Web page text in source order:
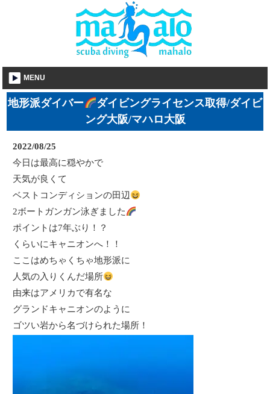
MENU
地形派ダイバー
ダイビングライセンス取得/ダイビ
ング大阪/マハロ大阪
2022/08/25
今日は最高に穏やかで
天気が良くて
ベストコンディションの田辺
2ボートガンガン泳ぎました
ポイントは7年ぶり！？
くらいにキャニオンへ！！
ここはめちゃくちゃ地形派に
人気の入りくんだ場所
由来はアメリカで有名な
グランドキャニオンのように
ゴツい岩から名づけられた場所！